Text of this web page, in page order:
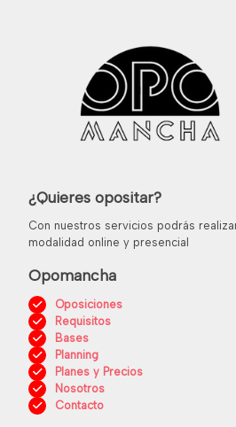
¿Quieres opositar?
Con nuestros servicios podrás
modalidad online y presencial
Opomancha
Oposiciones
Requisitos
Bases
Planning
Planes y Precios
Nosotros
Contacto